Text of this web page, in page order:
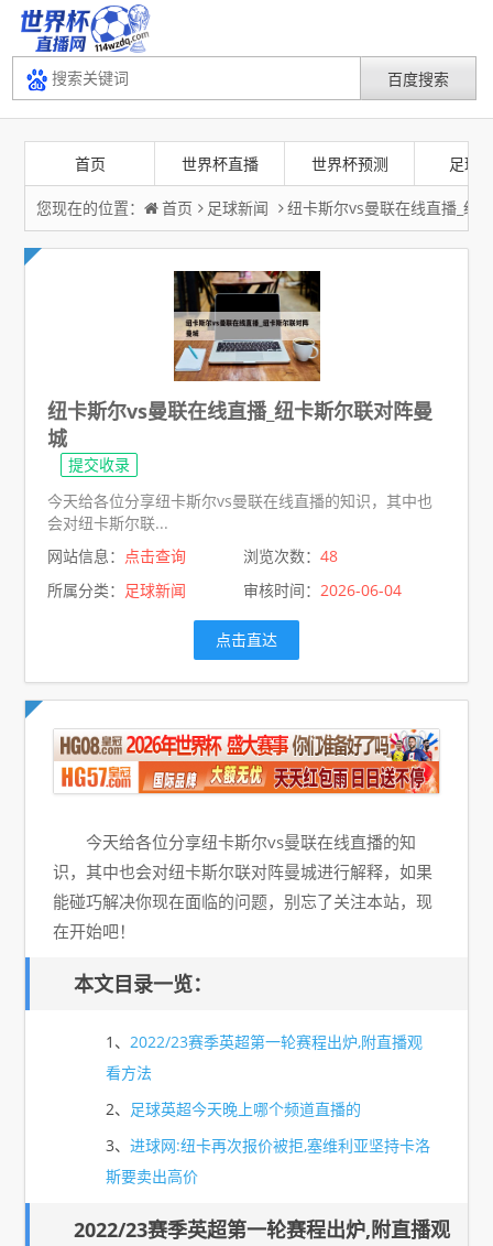
首页 世界杯直播 世界杯预测 足球
您现在的位置： 首页 足球新闻 纽卡斯尔vs曼联在线直播_纽
纽卡斯尔vs曼联在线直播_纽卡斯尔联对阵曼
城
提交收录
今天给各位分享纽卡斯尔vs曼联在线直播的知识，其中也
会对纽卡斯尔联...
网站信息： 点击查询 浏览次数： 48
所属分类： 足球新闻 审核时间： 2026-06-04
点击直达
今天给各位分享纽卡斯尔vs曼联在线直播的知
识，其中也会对纽卡斯尔联对阵曼城进行解释，如果
能碰巧解决你现在面临的问题，别忘了关注本站，现
在开始吧！
本文目录一览：
1、2022/23赛季英超第一轮赛程出炉,附直播观
看方法
2、 足球英超今天晚上哪个频道直播的
3、进球网:纽卡再次报价被拒,塞维利亚坚持卡洛
斯要卖出高价
2022/23赛季英超第一轮赛程出炉,附直播观